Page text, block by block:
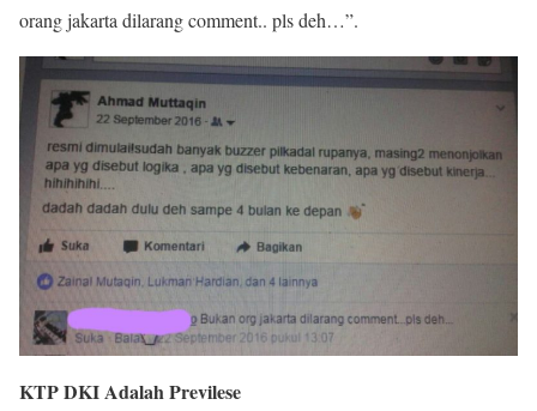
orang jakarta dilarang comment.. pls deh…”.
KTP DKI Adalah Previlese